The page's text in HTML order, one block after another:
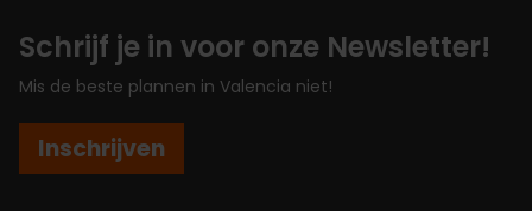
Schrijf je in voor onze Newsletter!
Mis de beste plannen in Valencia niet!
Inschrijven